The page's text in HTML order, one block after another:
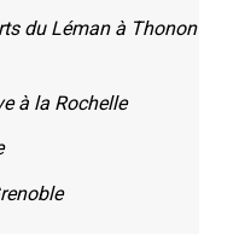
du Léman à Thonon
à la Rochelle